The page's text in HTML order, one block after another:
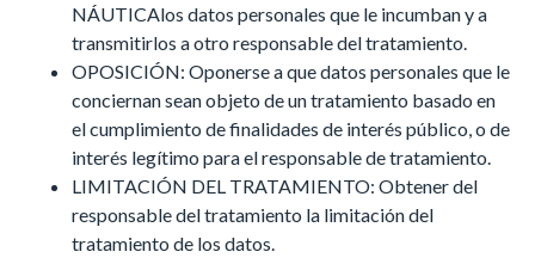
NÁUTICAlos datos personales que le incumban y a
transmitirlos a otro responsable del tratamiento.
OPOSICIÓN: Oponerse a que datos personales que le
conciernan sean objeto de un tratamiento basado en
el cumplimiento de finalidades de interés público, o de
interés legítimo para el responsable de tratamiento.
LIMITACIÓN DEL TRATAMIENTO: Obtener del
responsable del tratamiento la limitación del
tratamiento de los datos.